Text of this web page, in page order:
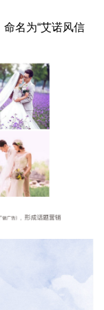
命名为“艾诺风信